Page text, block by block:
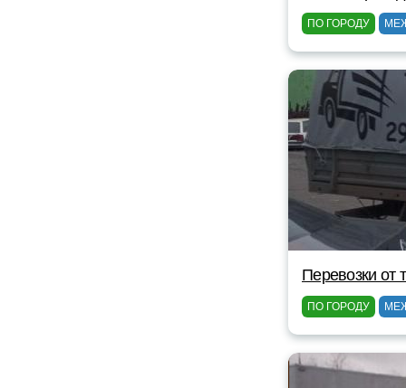
ПО ГОРОДУ
Перевозки от
ПО ГОРОДУ